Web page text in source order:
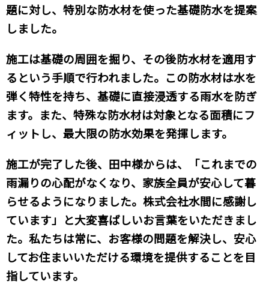
題に対し、特別な防水材を使った基礎防水を提案
しました。
施工は基礎の周囲を掘り、その後防水材を適用す
るという手順で行われました。この防水材は水を
弾く特性を持ち、基礎に直接浸透する雨水を防ぎ
ます。また、特殊な防水材は対象となる面積にフ
ィットし、最大限の防水効果を発揮します。
施工が完了した後、田中様からは、「これまでの
雨漏りの心配がなくなり、家族全員が安心して暮
らせるようになりました。株式会社水間に感謝し
ています」と大変喜ばしいお言葉をいただきまし
た。私たちは常に、お客様の問題を解決し、安心
してお住まいいただける環境を提供することを目
指しています。